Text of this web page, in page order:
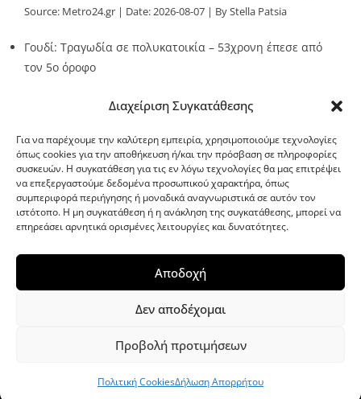
Διαχείριση Συγκατάθεσης
Για να παρέχουμε την καλύτερη εμπειρία, χρησιμοποιούμε τεχνολογίες
όπως cookies για την αποθήκευση ή/και την πρόσβαση σε πληροφορίες
συσκευών. Η συγκατάθεση για τις εν λόγω τεχνολογίες θα μας επιτρέψει
να επεξεργαστούμε δεδομένα προσωπικού χαρακτήρα, όπως
συμπεριφορά περιήγησης ή μοναδικά αναγνωριστικά σε αυτόν τον
ιστότοπο. Η μη συγκατάθεση ή η ανάκληση της συγκατάθεσης, μπορεί να
επηρεάσει αρνητικά ορισμένες λειτουργίες και δυνατότητες.
Αποδοχή
Δεν αποδέχομαι
Προβολή προτιμήσεων
Πολιτική CookiesΔήλωση Απορρήτου
Source: Metro24.gr Date: 2026-08-07 By Stella Patsia
Γουδί: Τραγωδία σε πολυκατοικία – 53χρονη έπεσε από
τον 5ο όροφο
G-point.gr
WordPress Theme|Viral Newsby HashThemes